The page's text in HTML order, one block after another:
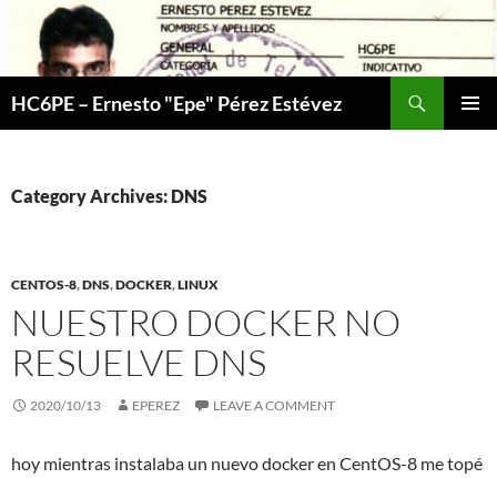
content
HC6PE – Ernesto "Epe" Pérez Estévez
Category Archives: DNS
CENTOS-8,DNS,DOCKER,LINUX
NUESTRO DOCKER NO
RESUELVE DNS
2020/10/13 EPEREZ LEAVE A COMMENT
hoy mientras instalaba un nuevo docker en CentOS-8 me topé